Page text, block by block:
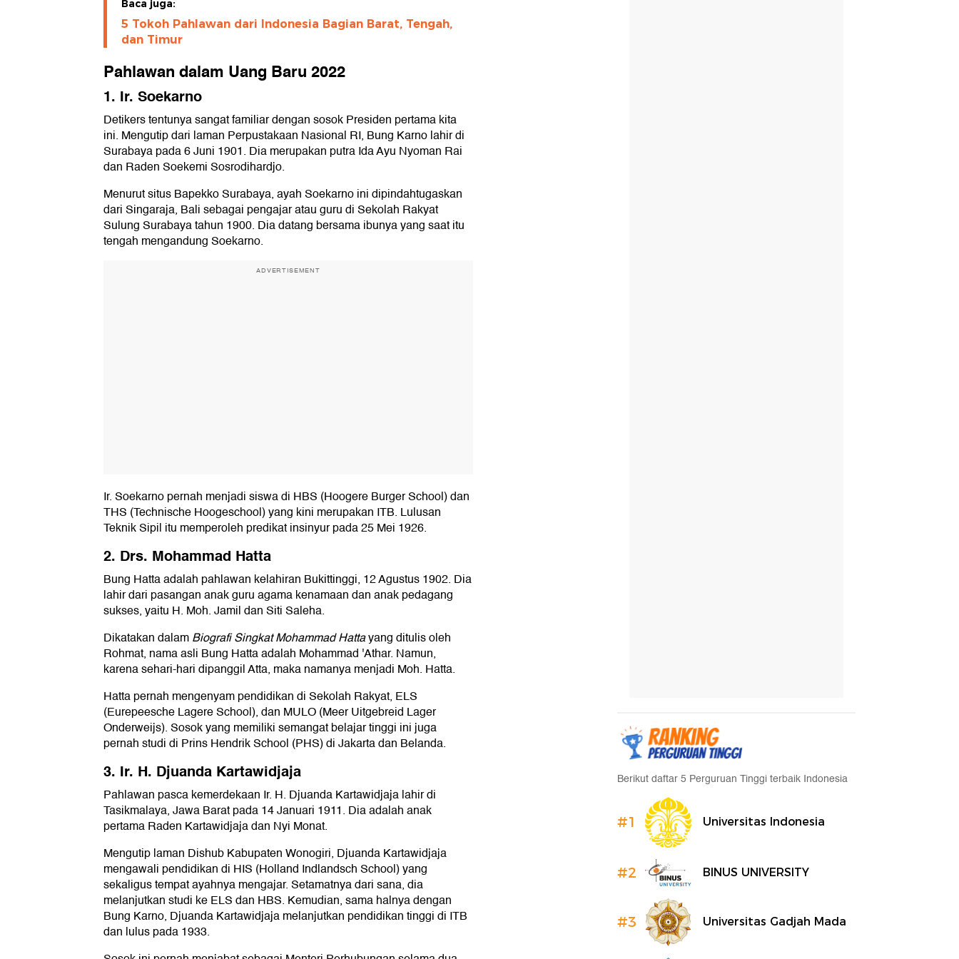
Baca juga:
5 Tokoh Pahlawan dari Indonesia Bagian Barat, Tengah,
dan Timur
Pahlawan dalam Uang Baru 2022
1. Ir. Soekarno
Detikers tentunya sangat familiar dengan sosok Presiden pertama kita
ini. Mengutip dari laman Perpustakaan Nasional RI, Bung Karno lahir di
Surabaya pada 6 Juni 1901. Dia merupakan putra Ida Ayu Nyoman Rai
dan Raden Soekemi Sosrodihardjo.
Menurut situs Bapekko Surabaya, ayah Soekarno ini dipindahtugaskan
dari Singaraja, Bali sebagai pengajar atau guru di Sekolah Rakyat
Sulung Surabaya tahun 1900. Dia datang bersama ibunya yang saat itu
tengah mengandung Soekarno.
ADVERTISEMENT
Ir. Soekarno pernah menjadi siswa di HBS (Hoogere Burger School) dan
THS (Technische Hoogeschool) yang kini merupakan ITB. Lulusan
Teknik Sipil itu memperoleh predikat insinyur pada 25 Mei 1926.
2. Drs. Mohammad Hatta
Bung Hatta adalah pahlawan kelahiran Bukittinggi, 12 Agustus 1902. Dia
lahir dari pasangan anak guru agama kenamaan dan anak pedagang
sukses, yaitu H. Moh. Jamil dan Siti Saleha.
Dikatakan dalamBiografi Singkat Mohammad Hattayang ditulis oleh
Rohmat, nama asli Bung Hatta adalah Mohammad 'Athar. Namun,
karena sehari-hari dipanggil Atta, maka namanya menjadi Moh. Hatta.
Hatta pernah mengenyam pendidikan di Sekolah Rakyat, ELS
(Eurepeesche Lagere School), dan MULO (Meer Uitgebreid Lager
Onderweijs). Sosok yang memiliki semangat belajar tinggi ini juga
pernah studi di Prins Hendrik School (PHS) di Jakarta dan Belanda.
3. Ir. H. Djuanda Kartawidjaja
Pahlawan pasca kemerdekaan Ir. H. Djuanda Kartawidjaja lahir di
Tasikmalaya, Jawa Barat pada 14 Januari 1911. Dia adalah anak
pertama Raden Kartawidjaja dan Nyi Monat.
Mengutip laman Dishub Kabupaten Wonogiri, Djuanda Kartawidjaja
mengawali pendidikan di HIS (Holland Indlandsch School) yang
sekaligus tempat ayahnya mengajar. Setamatnya dari sana, dia
melanjutkan studi ke ELS dan HBS. Kemudian, sama halnya dengan
Bung Karno, Djuanda Kartawidjaja melanjutkan pendidikan tinggi di ITB
dan lulus pada 1933.
Berikut daftar 5 Perguruan Tinggi terbaik Indonesia
#1 Universitas Indonesia
#2 BINUS UNIVERSITY
#3 Universitas Gadjah Mada